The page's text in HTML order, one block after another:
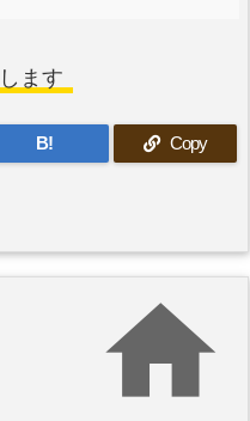
ます
B! Copy
